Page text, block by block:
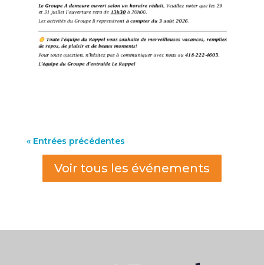
« Entrées précédentes
Voir tous les événements